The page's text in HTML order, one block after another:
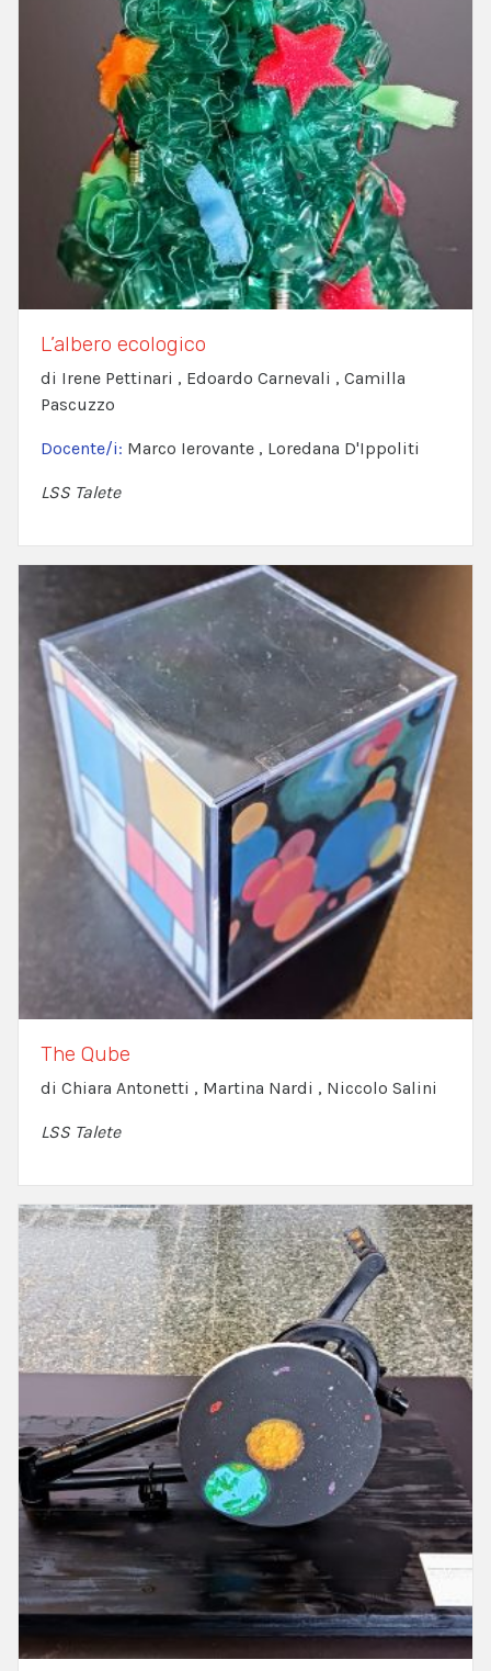
L’albero ecologico
di Irene Pettinari , Edoardo Carnevali , Camilla
Pascuzzo
Docente/i: Marco Ierovante , Loredana D'Ippoliti
LSS Talete
The Qube
di Chiara Antonetti , Martina Nardi , Niccolo Salini
LSS Talete